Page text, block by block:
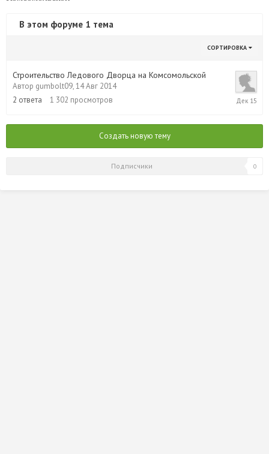
В этом форуме 1 тема
СОРТИРОВКА
Строительство Ледового Дворца на Комсомольской
Автор gumbolt09,14 Авг 2014
2 ответа 1 302 просмотров
12
Дек
Создать новую тему
Подписчики 0